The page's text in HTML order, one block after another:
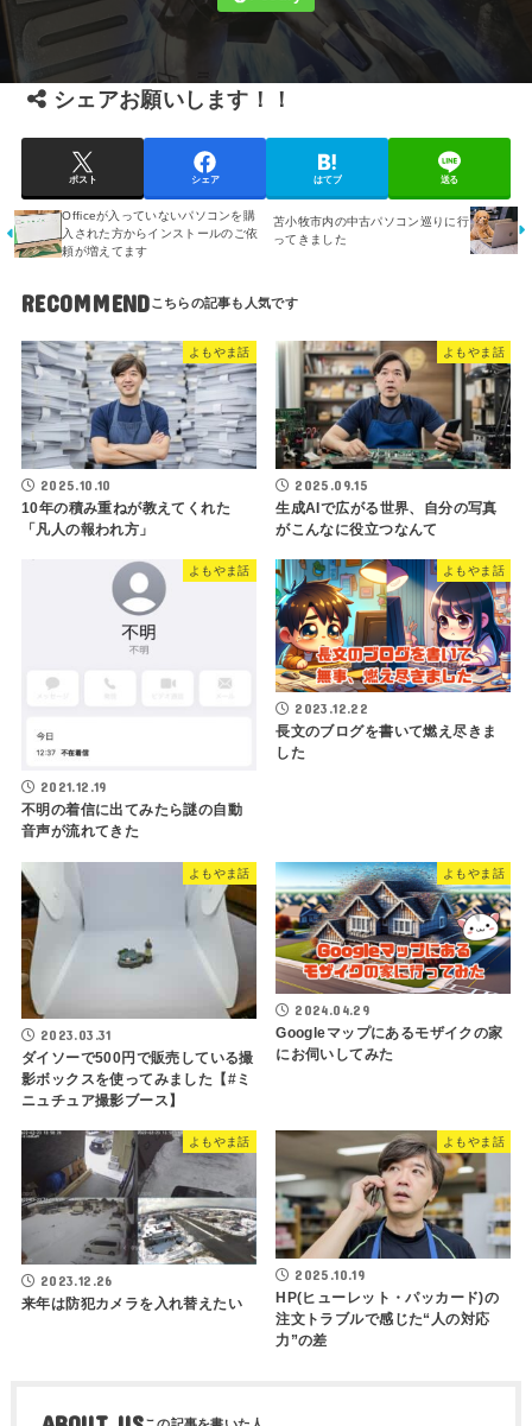
シェアお願いします！！
ポスト シェア はてブ 送る
苫小牧市内の中古パソコン巡りに行
ってきました
Officeが入っていないパソコンを購
入された方からインストールのご依
頼が増えてます
RECOMMEND
よもやま話
2025.10.10
10年の積み重ねが教えてくれた
「凡人の報われ方」
よもやま話
2025.09.15
生成AIで広がる世界、自分の写真
がこんなに役立つなんて
よもやま話
2021.12.19
不明の着信に出てみたら謎の自動
音声が流れてきた
よもやま話
2023.12.22
長文のブログを書いて燃え尽きま
した
よもやま話
2023.03.31
ダイソーで500円で販売している撮
影ボックスを使ってみました【#ミ
ニュチュア撮影ブース】
よもやま話
2024.04.29
Googleマップにあるモザイクの家
にお伺いしてみた
よもやま話
2023.12.26
来年は防犯カメラを入れ替えたい
よもやま話
2025.10.19
HP(ヒューレット・パッカード)の
注文トラブルで感じた“人の対応
力”の差